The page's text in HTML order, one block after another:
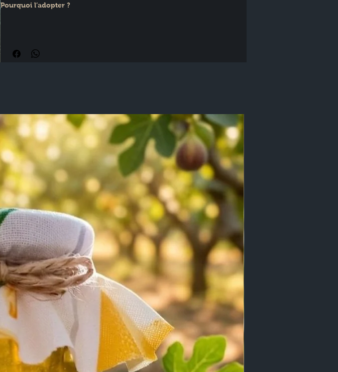
Pourquoi l’adopter ?
idéal pour les peaux sujettes aux imperfections.
Ce masque régule l’excès de sébum et apaise ???? grâce à l’huile
essentielle de petit grain bigarade  laissant la peau douce et nette.
Ingrédients clés : Huile de nigelle  charbon actif  huile essentielle de
petit grain bigarade ????
Parfait pour les peaux mixtes à grasses
Utilisation : 1 à 2 fois par semaine pour une peau purifiée
Poids : 8g